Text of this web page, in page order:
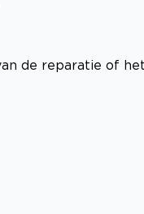
de reparatie of